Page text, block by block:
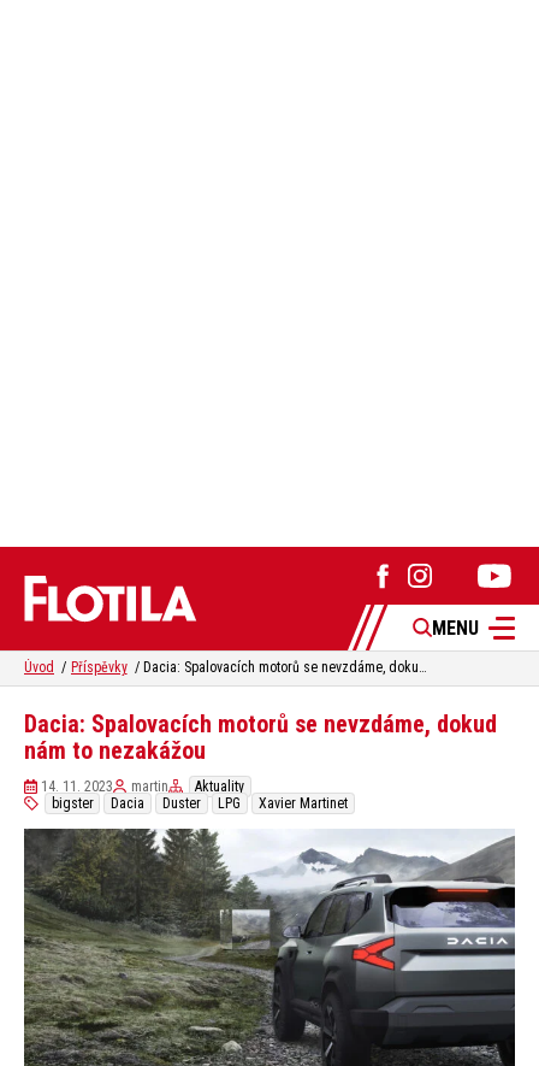
MENU
Úvod Příspěvky Dacia: Spalovacích motorů se nevzdáme, dokud nám to nezakážou
Dacia: Spalovacích motorů se nevzdáme, dokud
nám to nezakážou
14. 11. 2023 martin
Aktuality
bigster
Dacia Duster LPG Xavier Martinet